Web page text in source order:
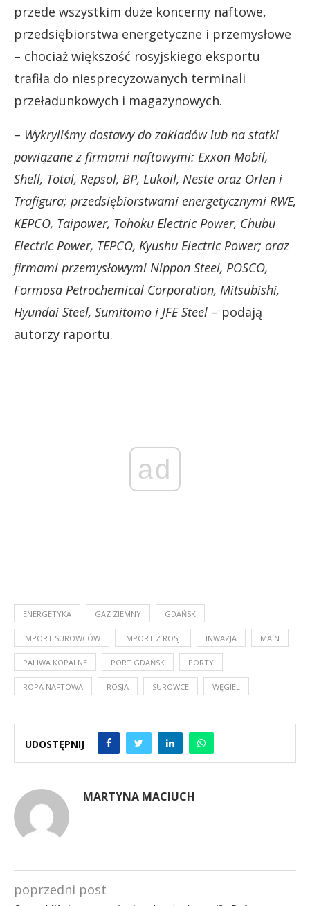
przede wszystkim duże koncerny naftowe,
przedsiębiorstwa energetyczne i przemysłowe
– chociaż większość rosyjskiego eksportu
trafiła do niesprecyzowanych terminali
przeładunkowych i magazynowych.
– Wykryliśmy dostawy do zakładów lub na statki
powiązane z firmami naftowymi: Exxon Mobil,
Shell, Total, Repsol, BP, Lukoil, Neste oraz Orlen i
Trafigura; przedsiębiorstwami energetycznymi RWE,
KEPCO, Taipower, Tohoku Electric Power, Chubu
Electric Power, TEPCO, Kyushu Electric Power; oraz
firmami przemysłowymi Nippon Steel, POSCO,
Formosa Petrochemical Corporation, Mitsubishi,
Hyundai Steel, Sumitomo i JFE Steel – podają
autorzy raportu.
ad
ENERGETYKA GAZ ZIEMNY GDAŃSK
IMPORT SUROWCÓW IMPORT Z ROSJI INWAZJA MAIN
PALIWA KOPALNE PORT GDAŃSK PORTY
ROPA NAFTOWA ROSJA SUROWCE WĘGIEL
UDOSTĘPNIJ
MARTYNA MACIUCH
poprzedni post